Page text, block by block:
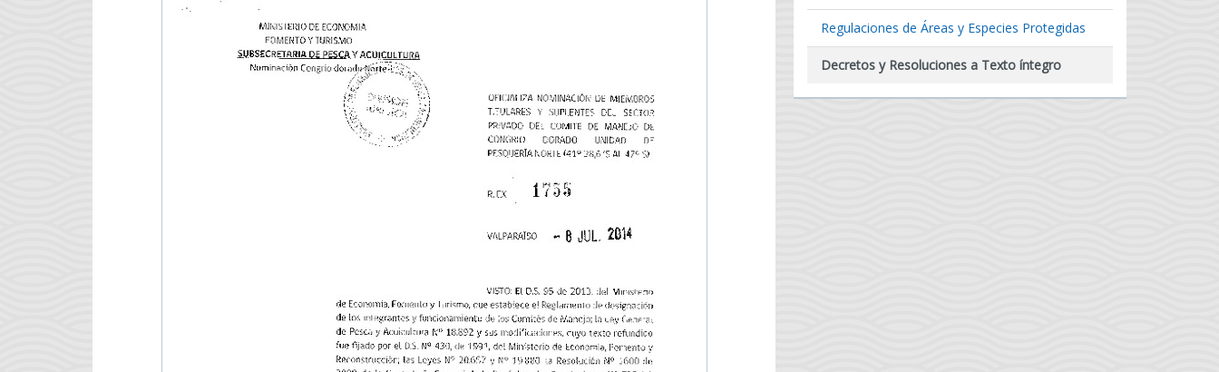
Regulaciones de Áreas y Especies Protegidas
Decretos y Resoluciones a Texto íntegro